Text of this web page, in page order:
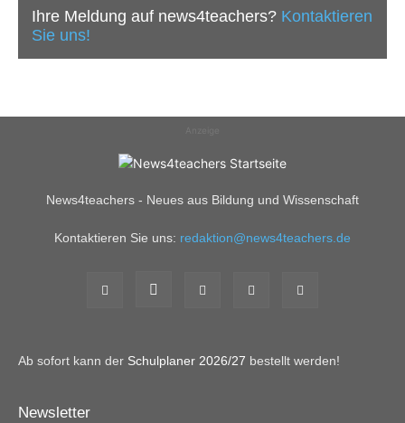
Ihre Meldung auf news4teachers? Kontaktieren
Sie uns!
News4teachers - Neues aus Bildung und Wissenschaft
Kontaktieren Sie uns: redaktion@news4teachers.de
Ab sofort kann der Schulplaner 2026/27 bestellt werden!
Newsletter